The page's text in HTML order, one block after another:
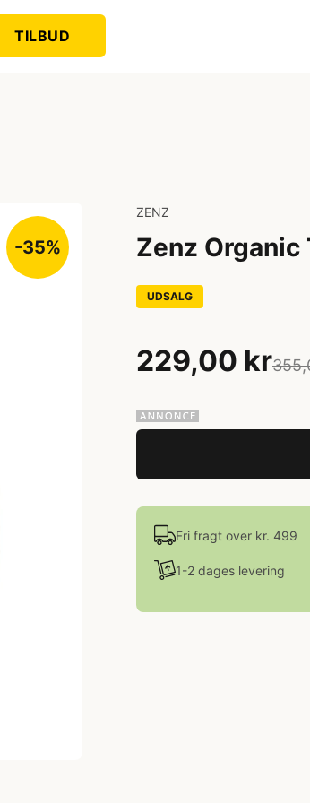
TILBUD
-35%
ZENZ
Zenz Organic
UDSALG
229,00 kr
Fri fragt over kr. 499
1-2 dages levering